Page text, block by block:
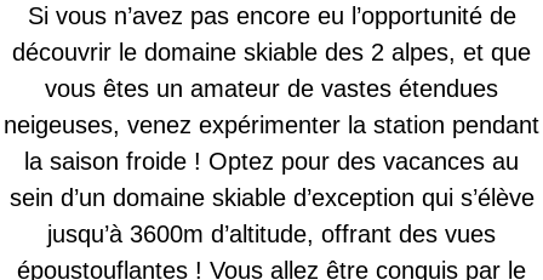
Si vous n’avez pas encore eu l’opportunité de
découvrir le domaine skiable des 2 alpes, et que
vous êtes un amateur de vastes étendues
neigeuses, venez expérimenter la station pendant
la saison froide ! Optez pour des vacances au
sein d’un domaine skiable d’exception qui s’élève
jusqu’à 3600m d’altitude, offrant des vues
époustouflantes ! Vous allez être conquis par le